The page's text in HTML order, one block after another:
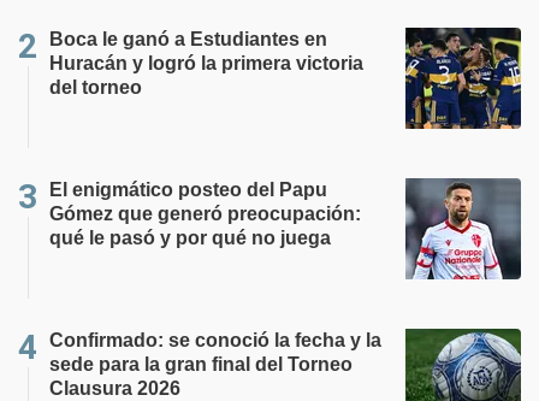
Boca le ganó a Estudiantes en
Huracán y logró la primera victoria
del torneo
El enigmático posteo del Papu
Gómez que generó preocupación:
qué le pasó y por qué no juega
Confirmado: se conoció la fecha y la
sede para la gran final del Torneo
Clausura 2026